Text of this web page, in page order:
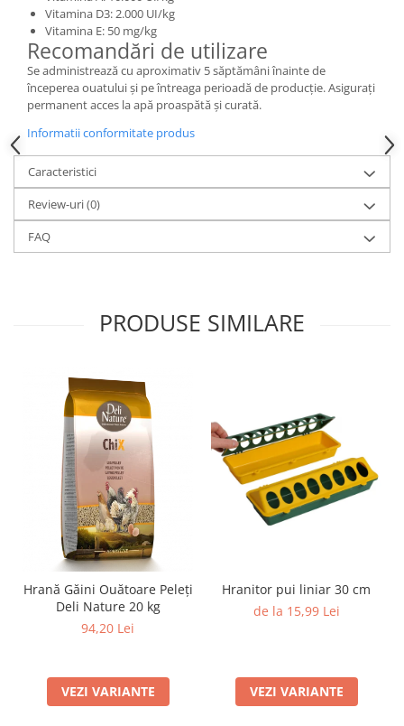
Vitamina D3: 2.000 UI/kg
Vitamina E: 50 mg/kg
Recomandări de utilizare
Se administrează cu aproximativ 5 săptămâni înainte de
începerea ouatului și pe întreaga perioadă de producție. Asigurați
permanent acces la apă proaspătă și curată.
Informatii conformitate produs
Caracteristici
Review-uri(0)
FAQ
PRODUSE SIMILARE
Hrană Găini Ouătoare Peleți
Deli Nature 20 kg
94,20 Lei
VEZI VARIANTE
Hranitor pui liniar 30 cm
de la 15,99 Lei
VEZI VARIANTE